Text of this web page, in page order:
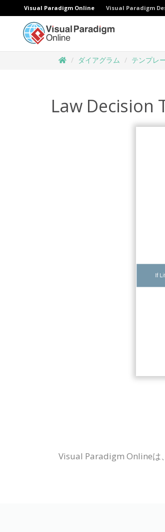
Visual Paradigm Online Visual Paradigm
ダイアグラム テンプレ
Law Decision
Visual Paradigm Onlineは